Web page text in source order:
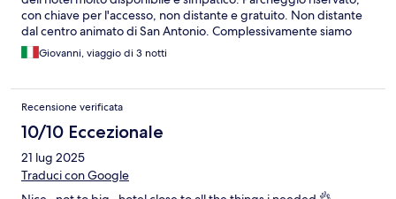
con chiave per l'accesso, non distante e gratuito. Non distante
dal centro animato di San Antonio. Complessivamente siamo
stati benissimo
Giovanni, viaggio di 3 notti
Recensione verificata
10/10 Eccezionale
21 lug 2025
Traduci con Google